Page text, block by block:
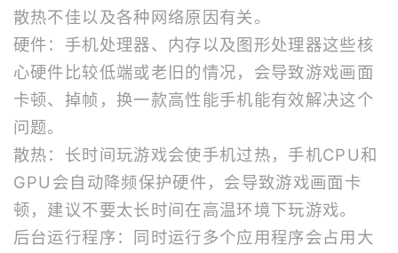
散热不佳以及各种网络原因有关。
硬件：手机处理器、内存以及图形处理器这些核
心硬件比较低端或老旧的情况，会导致游戏画面
卡顿、掉帧，换一款高性能手机能有效解决这个
问题。
散热：长时间玩游戏会使手机过热，手机CPU和
GPU会自动降频保护硬件，会导致游戏画面卡
顿，建议不要太长时间在高温环境下玩游戏。
后台运行程序：同时运行多个应用程序会占用大